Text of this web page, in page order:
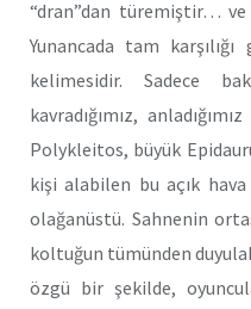
“dran”dan türemiştir…
Yunancada tam
kelimesidir. Sadece
kavradığımız,
Polykleitos, büyük
kişi alabilen bu açık
olağanüstü. Sahnenin
koltuğun tümünden
özgü bir şekilde,